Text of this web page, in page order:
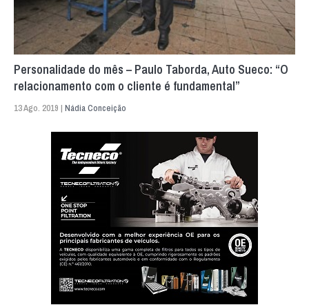
Personalidade do mês – Paulo Taborda, Auto Sueco: “O
relacionamento com o cliente é fundamental”
13 Ago. 2019 | Nádia Conceição